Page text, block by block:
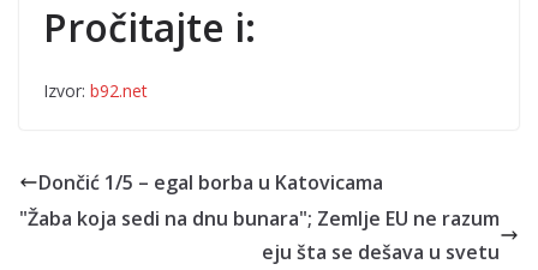
Pročitajte i:
Izvor: b92.net
Dončić 1/5 – egal borba u Katovicama
"Žaba koja sedi na dnu bunara"; Zemlje EU ne razum
eju šta se dešava u svetu